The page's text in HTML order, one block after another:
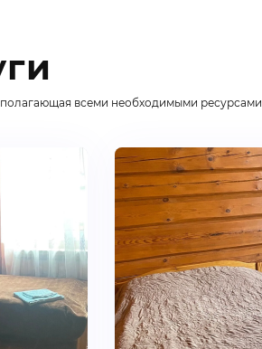
всеми необходимыми ресурсами